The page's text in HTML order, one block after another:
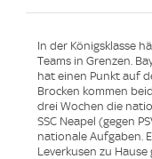
In der Königsklasse
Teams in Grenzen.
hat einen Punkt auf
Brocken kommen
drei Wochen die
SSC Neapel (gegen
nationale Aufgaben.
Leverkusen zu Hause